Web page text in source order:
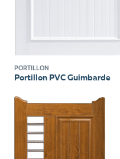
PORTILLON
Portillon PVC Guimbarde